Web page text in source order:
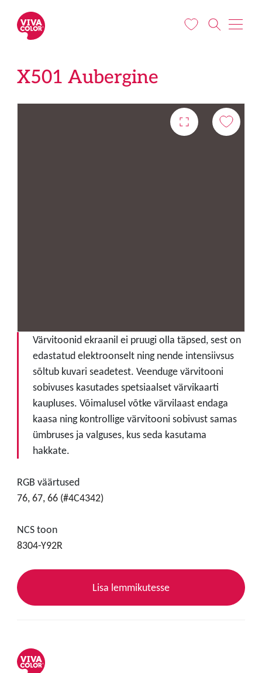
X501 Aubergine
Värvitoonid ekraanil ei pruugi olla täpsed, sest on
edastatud elektroonselt ning nende intensiivsus
sõltub kuvari seadetest. Veenduge värvitooni
sobivuses kasutades spetsiaalset värvikaarti
kaupluses. Võimalusel võtke värvilaast endaga
kaasa ning kontrollige värvitooni sobivust samas
ümbruses ja valguses, kus seda kasutama
hakkate.
RGB väärtused
76, 67, 66 (#4C4342)
NCS toon
8304-Y92R
Lisa lemmikutesse